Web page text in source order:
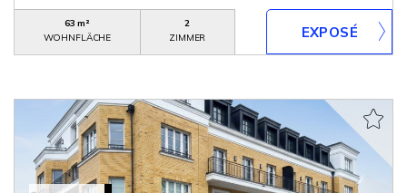
63 m²
WOHNFLÄCHE
2
ZIMMER